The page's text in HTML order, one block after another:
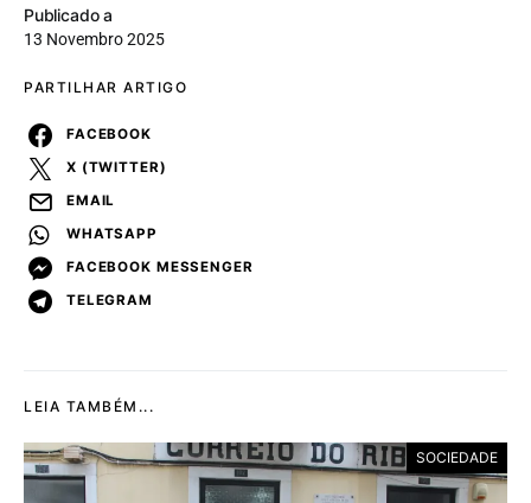
Publicado a
13 Novembro 2025
PARTILHAR ARTIGO
FACEBOOK
X (TWITTER)
EMAIL
WHATSAPP
FACEBOOK MESSENGER
TELEGRAM
LEIA TAMBÉM...
SOCIEDADE